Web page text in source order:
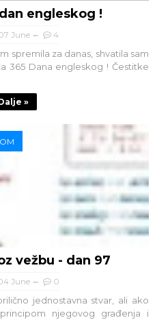
engleskog !
June 4
spremila za danas, shvatila sam
365 Dana engleskog ! Čestitke
»
vežbu - dan 97
June 0
jednostavna stvar, ali ako
njegovog građenja i